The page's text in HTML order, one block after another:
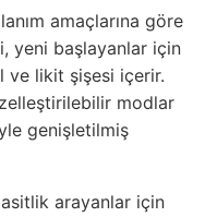
amaçlarına göre
yeni başlayanlar için
ve likit şişesi içerir.
modlar
genişletilmiş
arayanlar için